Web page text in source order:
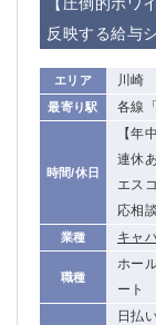
反映する給与
エリア 川崎
最寄り駅 各線
時間/休日
【年
連休
エス
応相
業種 キャ
職種
ホー
ート
日払
川崎
本厚木
藤沢
武蔵小杉
関内・馬車道
大船
厚木
桜木町